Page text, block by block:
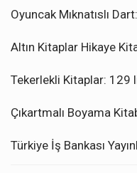
Oyuncak Mıknatıslı
Altın Kitaplar Hikaye
Tekerlekli Kitaplar: 129
Çıkartmalı Boyama
Türkiye İş Bankası